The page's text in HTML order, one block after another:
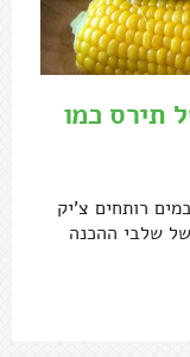
תירס כמו
רותחים צ'יק
שלבי ההכנה